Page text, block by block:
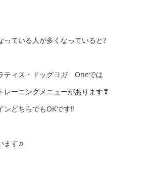
っている人が多くなっていると?
ティス・ドッグヨガ Oneでは
レーニングメニューがあります❣
ンどちらでもOKです‼
ます♫